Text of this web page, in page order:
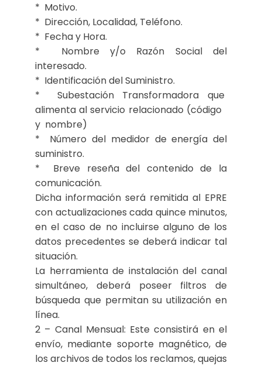
* Motivo.
* Dirección, Localidad, Teléfono.
* Fecha y Hora.
* Nombre y/o Razón Social del
interesado.
* Identificación del Suministro.
* Subestación Transformadora que
alimenta al servicio relacionado (código
y nombre)
* Número del medidor de energía del
suministro.
* Breve reseña del contenido de la
comunicación.
Dicha información será remitida al EPRE
con actualizaciones cada quince minutos,
en el caso de no incluirse alguno de los
datos precedentes se deberá indicar tal
situación.
La herramienta de instalación del canal
simultáneo, deberá poseer filtros de
búsqueda que permitan su utilización en
línea.
2 – Canal Mensual: Este consistirá en el
envío, mediante soporte magnético, de
los archivos de todos los reclamos, quejas